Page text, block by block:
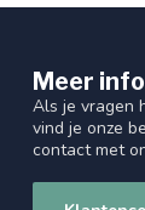
Meer
Als je vragen
vind je onze
contact met